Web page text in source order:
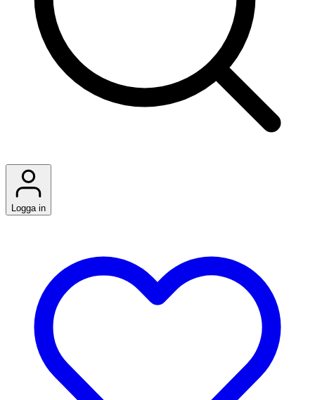
Logga in